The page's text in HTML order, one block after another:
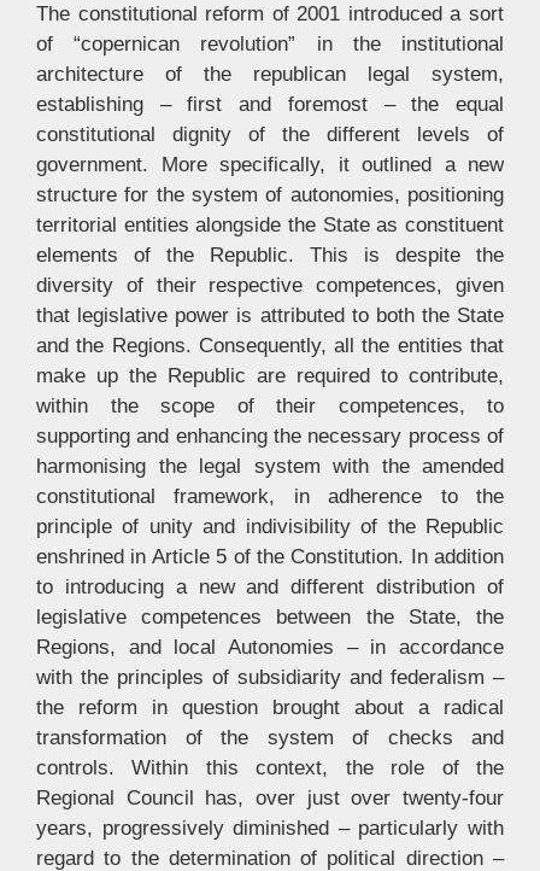
The constitutional reform of 2001 introduced a sort
of “copernican revolution” in the institutional
architecture of the republican legal system,
establishing – first and foremost – the equal
constitutional dignity of the different levels of
government. More specifically, it outlined a new
structure for the system of autonomies, positioning
territorial entities alongside the State as constituent
elements of the Republic. This is despite the
diversity of their respective competences, given
that legislative power is attributed to both the State
and the Regions. Consequently, all the entities that
make up the Republic are required to contribute,
within the scope of their competences, to
supporting and enhancing the necessary process of
harmonising the legal system with the amended
constitutional framework, in adherence to the
principle of unity and indivisibility of the Republic
enshrined in Article 5 of the Constitution. In addition
to introducing a new and different distribution of
legislative competences between the State, the
Regions, and local Autonomies – in accordance
with the principles of subsidiarity and federalism –
the reform in question brought about a radical
transformation of the system of checks and
controls. Within this context, the role of the
Regional Council has, over just over twenty-four
years, progressively diminished – particularly with
regard to the determination of political direction –